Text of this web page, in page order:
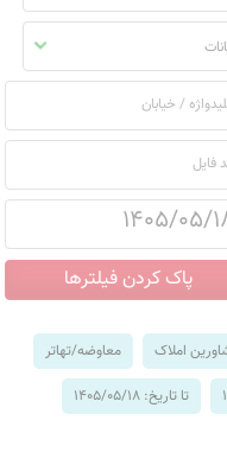
املاک معاوضه/تهاتر
تا تاریخ: 1405/05/18